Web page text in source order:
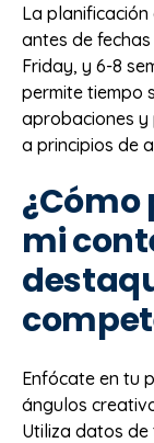
La planificación
antes de
Friday, y 6-8
permite tiempo
aprobaciones y
a principios de
¿Cómo
mi
Enfócate en tu
ángulos
Utiliza datos